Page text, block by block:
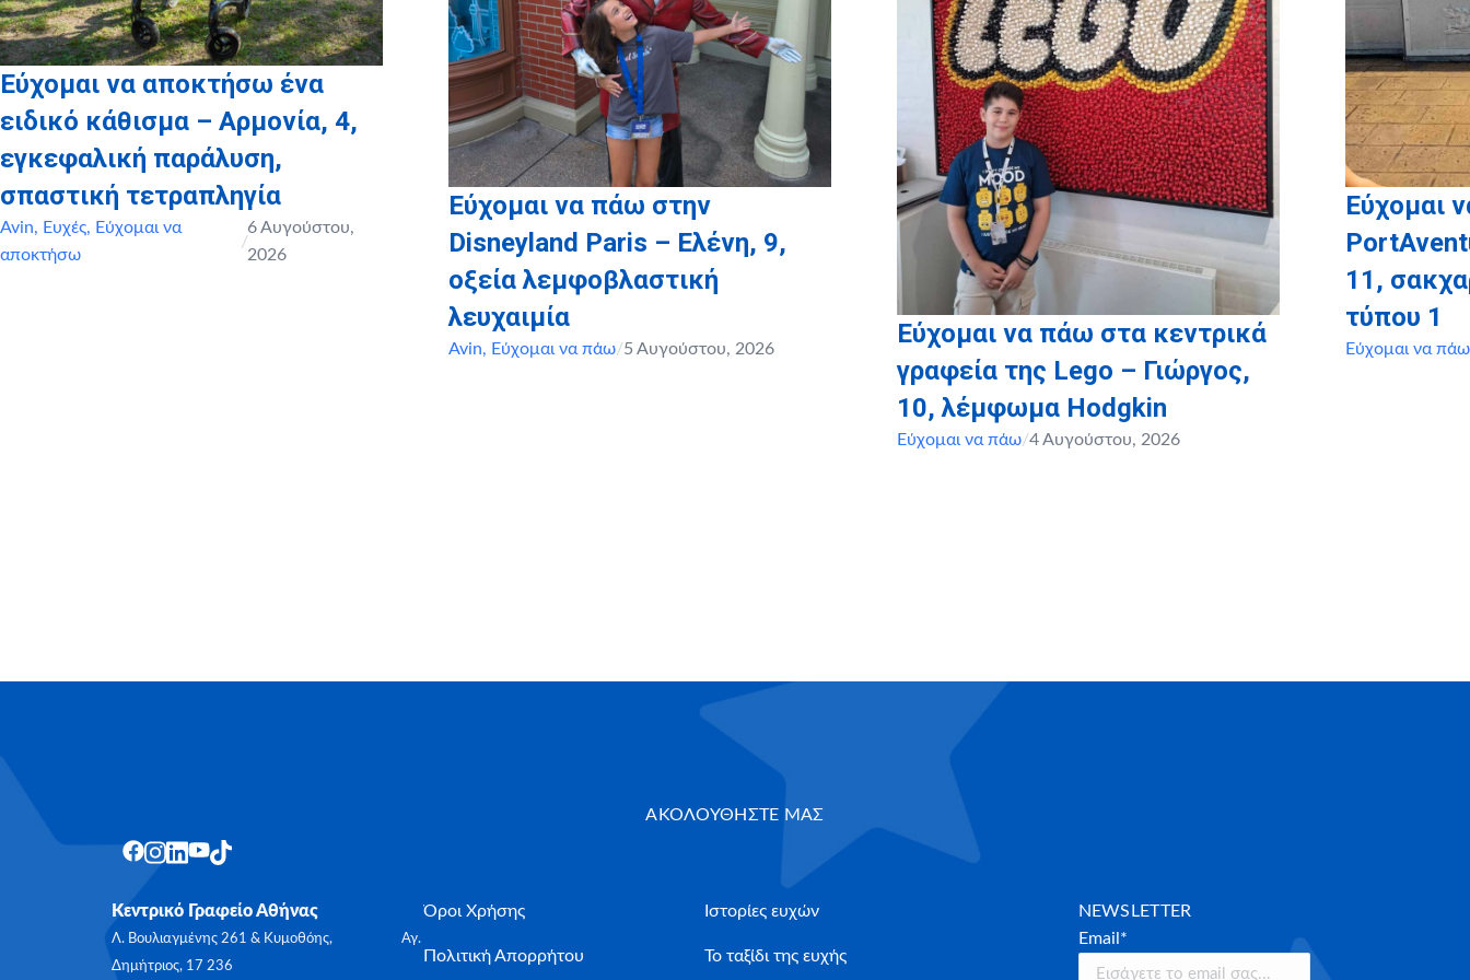
Εύχομαι να αποκτήσω ένα
ειδικό κάθισμα – Αρμονία, 4,
εγκεφαλική παράλυση,
σπαστική τετραπληγία
Avin, Ευχές, Εύχομαι να
αποκτήσω
/
6 Αυγούστου,
2026
Εύχομαι να πάω στην
Disneyland Paris – Ελένη, 9,
οξεία λεμφοβλαστική
λευχαιμία
Avin, Εύχομαι να πάω/5 Αυγούστου, 2026
Εύχομαι να πάω στα κεντρικά
γραφεία της Lego – Γιώργος,
10, λέμφωμα Hodgkin
Εύχομαι να πάω/4 Αυγούστου, 2026
Εύχομαι
11,
τύπου 1
Εύχομαι να πάω
ΑΚΟΛΟΥΘΗΣΤΕ ΜΑΣ
Κεντρικό Γραφείο Αθήνας
Λ. Βουλιαγμένης 261 & Κυμοθόης, Αγ.
Δημήτριος, 17 236
Όροι Χρήσης
Πολιτική Απορρήτου
Ιστορίες ευχών
Το ταξίδι της ευχής
NEWSLETTER
Email*